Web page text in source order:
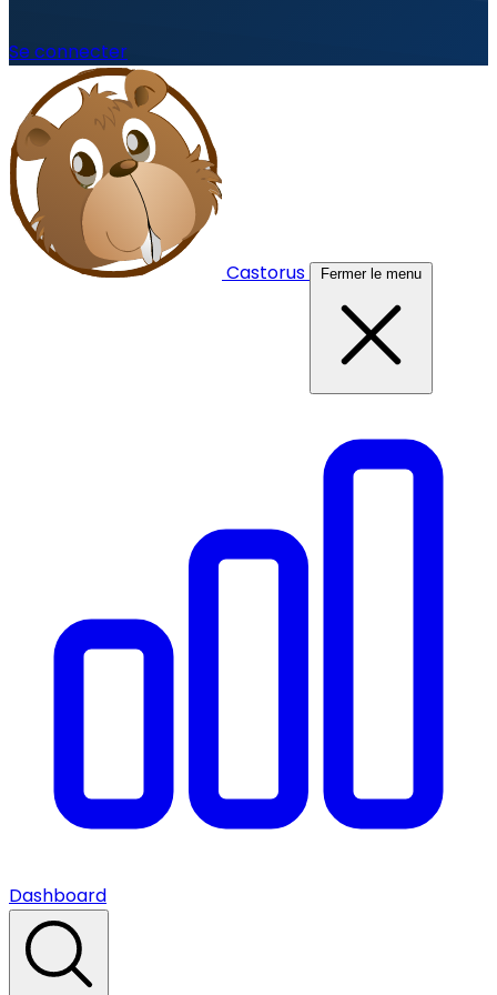
Se connecter
Castorus Fermer le menu
Dashboard